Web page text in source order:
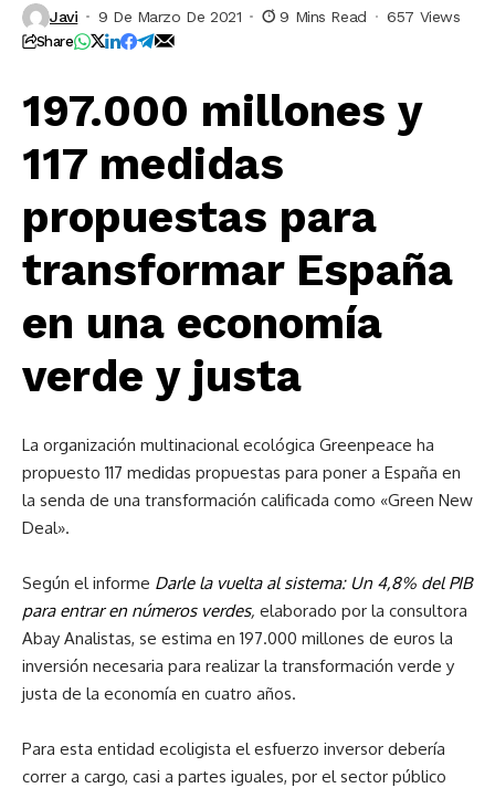
Javi 9 De Marzo De 2021 9 Mins Read 657 Views
Share
197.000 millones y
117 medidas
propuestas para
transformar España
en una economía
verde y justa
La organización multinacional ecológica Greenpeace ha
propuesto 117 medidas propuestas para poner a España en
la senda de una transformación calificada como «Green New
Deal».
Según el informe Darle la vuelta al sistema: Un 4,8% del PIB
para entrar en números verdes, elaborado por la consultora
Abay Analistas, se estima en 197.000 millones de euros la
inversión necesaria para realizar la transformación verde y
justa de la economía en cuatro años.
Para esta entidad ecoligista el esfuerzo inversor debería
correr a cargo, casi a partes iguales, por el sector público